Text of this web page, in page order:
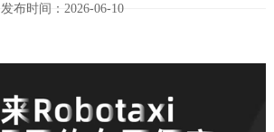
发布时间：2026-06-10